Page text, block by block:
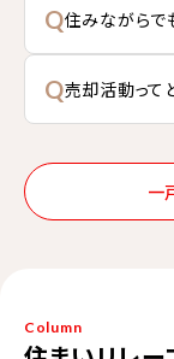
Q住みながらで
Q売却活動って
一
Column